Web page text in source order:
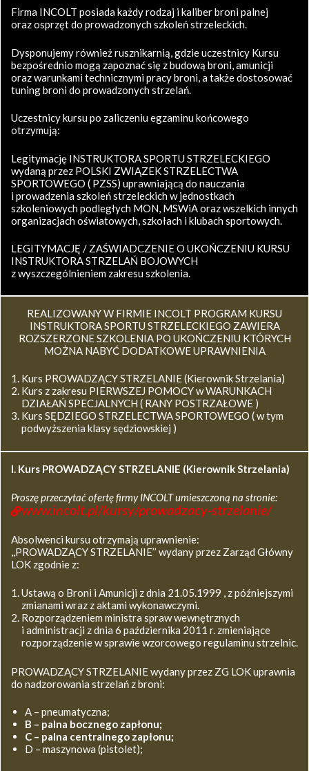
Firma INCOLT posiada każdy rodzaj i kaliber broni palnej
oraz osprzęt do prowadzonych szkoleń strzeleckich.
Dysponujemy również rusznikarnią, gdzie uczestnicy Kursu
bezpośrednio mogą zapoznać się z budową broni, amunicji
oraz warunkami technicznymi pracy broni, a także dostosować
tuning broni do prowadzonych strzelań.
Uczestnicy kursu po zaliczeniu egzaminu końcowego
otrzymują:
Legitymację INSTRUKTORA SPORTU STRZELECKIEGO
wydaną przez POLSKI ZWIĄZEK STRZELECTWA
SPORTOWEGO ( PZSS) uprawniającą do nauczania
i prowadzenia szkoleń strzeleckich w jednostkach
szkoleniowych podległych MON, MSWiA oraz wszelkich innych
organizacjach oświatowych, szkołach i klubach sportowych.
LEGITYMACJĘ / ZAŚWIADCZENIE O UKOŃCZENIU KURSU
INSTRUKTORA STRZELAŃ BOJOWYCH
z wyszczególnieniem zakresu szkolenia.
REALIZOWANY W FIRMIE INCOLT PROGRAM KURSU
INSTRUKTORA SPORTU STRZELECKIEGO ZAWIERA
ROZSZERZONE SZKOLENIA PO UKOŃCZENIU KTÓRYCH
MOŻNA NABYĆ DODATKOWE UPRAWNIENIA
Kurs PROWADZĄCY STRZELANIE (Kierownik Strzelania)
Kurs z zakresu PIERWSZEJ POMOCY w WARUNKACH
DZIAŁAŃ SPECJALNYCH ( RANY POSTRZAŁOWE )
Kurs SĘDZIEGO STRZELECTWA SPORTOWEGO ( w tym
podwyższenia klasy sędziowskiej )
I. Kurs PROWADZĄCY STRZELANIE (Kierownik Strzelania)
Proszę przeczytać ofertę firmy INCOLT umieszczoną na stronie:
www.incolt.pl/kursy/prowadzacy-strzelanie/
Absolwenci kursu otrzymają uprawnienie:
,,PROWADZĄCY STRZELANIE’’ wydany przez Zarząd Główny
LOK zgodnie z:
Ustawą o Broni i Amunicji z dnia 21.05.1999 , z późniejszymi
zmianami wraz z aktami wykonawczymi.
Rozporządzeniem ministra spraw wewnętrznych
i administracji z dnia 6 października 2011 r. zmieniające
rozporządzenie w sprawie wzorcowego regulaminu strzelnic.
PROWADZĄCY STRZELANIE wydany przez ZG LOK uprawnia
do nadzorowania strzelań z broni:
A – pneumatyczna;
B – palna bocznego zapłonu;
C – palna centralnego zapłonu;
D – maszynowa (pistolet);